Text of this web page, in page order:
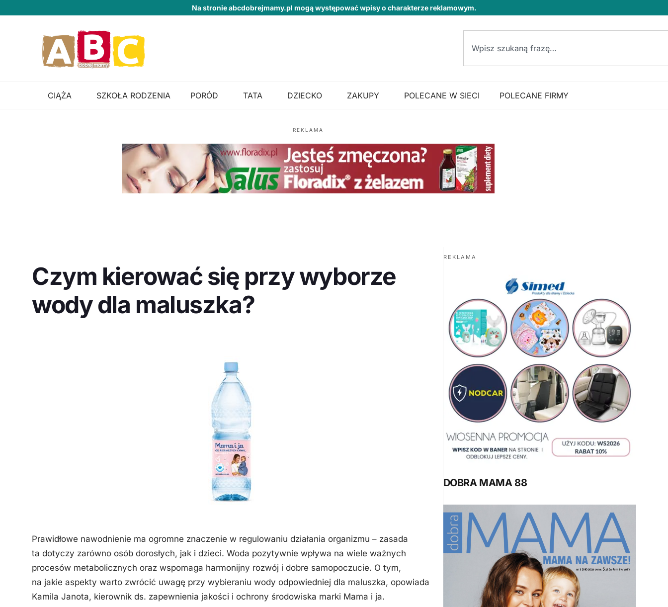
Na stronie abcdobrejmamy.pl mogą występować wpisy o charakterze reklamowym.
CIĄŻA SZKOŁA RODZENIA PORÓD TATA DZIECKO ZAKUPY POLECANE W SIECI POLECANE FIRMY
REKLAMA
Czym kierować się przy wyborze
wody dla maluszka?
Prawidłowe nawodnienie ma ogromne znaczenie w regulowaniu działania organizmu – zasada
ta dotyczy zarówno osób dorosłych, jak i dzieci. Woda pozytywnie wpływa na wiele ważnych
procesów metabolicznych oraz wspomaga harmonijny rozwój i dobre samopoczucie. O tym,
na jakie aspekty warto zwrócić uwagę przy wybieraniu wody odpowiedniej dla maluszka, opowiada
Kamila Janota, kierownik ds. zapewnienia jakości i ochrony środowiska marki Mama i ja.
REKLAMA
DOBRA MAMA 88